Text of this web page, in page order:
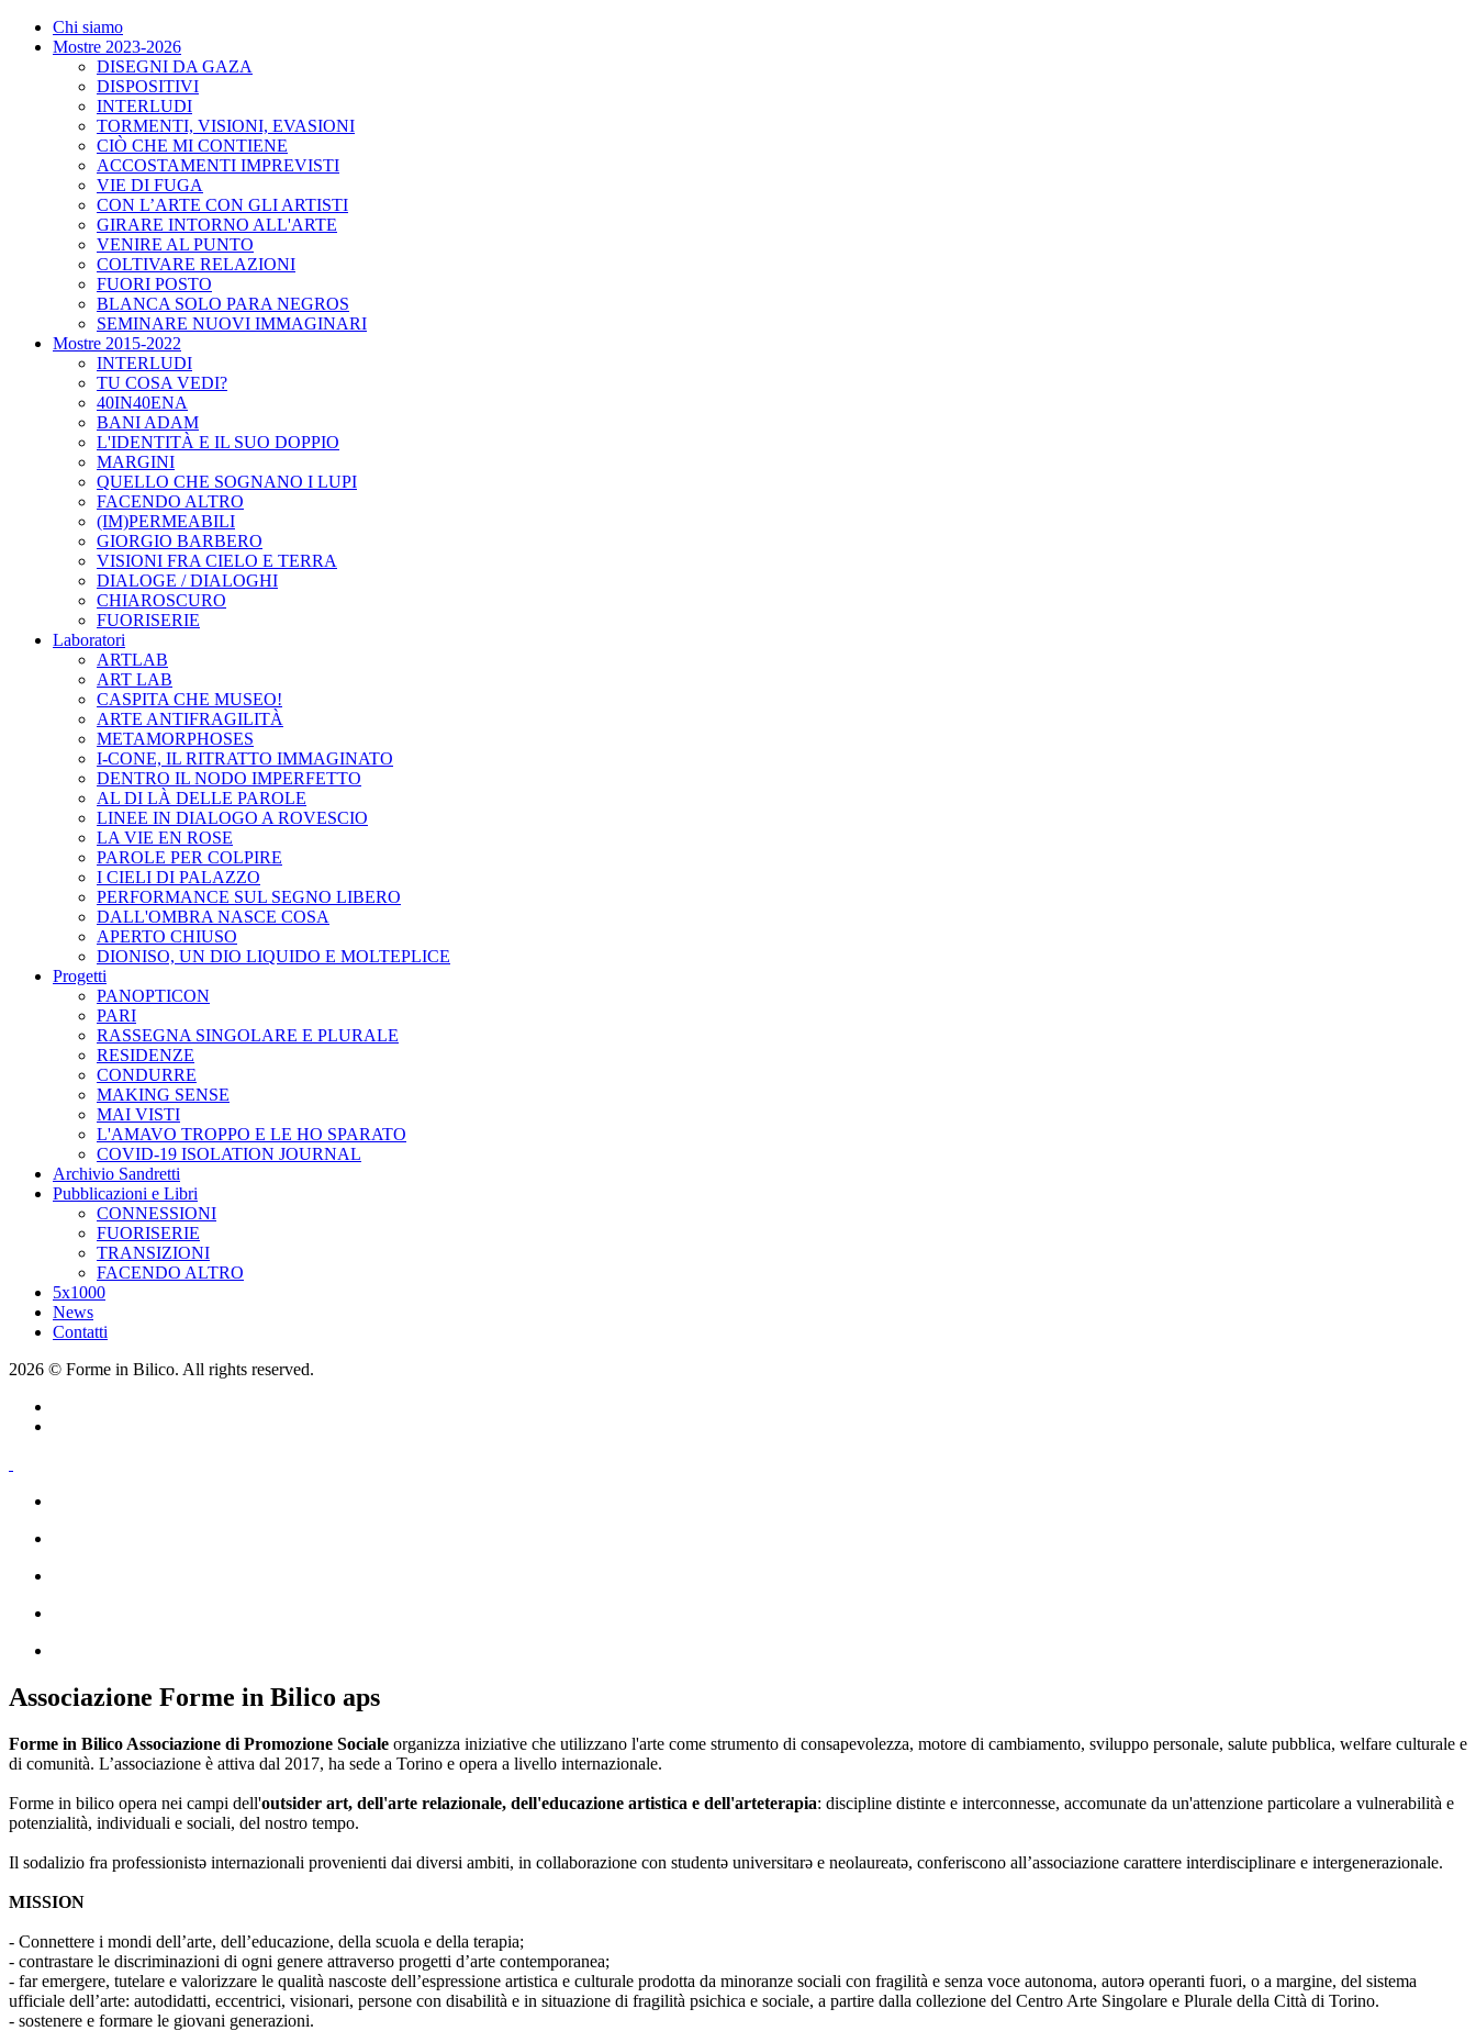
Chi siamo
Mostre 2023-2026
DISEGNI DA GAZA
DISPOSITIVI
INTERLUDI
TORMENTI, VISIONI, EVASIONI
CIÒ CHE MI CONTIENE
ACCOSTAMENTI IMPREVISTI
VIE DI FUGA
CON L’ARTE CON GLI ARTISTI
GIRARE INTORNO ALL'ARTE
VENIRE AL PUNTO
COLTIVARE RELAZIONI
FUORI POSTO
BLANCA SOLO PARA NEGROS
SEMINARE NUOVI IMMAGINARI
Mostre 2015-2022
INTERLUDI
TU COSA VEDI?
40IN40ENA
BANI ADAM
L'IDENTITÀ E IL SUO DOPPIO
MARGINI
QUELLO CHE SOGNANO I LUPI
FACENDO ALTRO
(IM)PERMEABILI
GIORGIO BARBERO
VISIONI FRA CIELO E TERRA
DIALOGE / DIALOGHI
CHIAROSCURO
FUORISERIE
Laboratori
ARTLAB
ART LAB
CASPITA CHE MUSEO!
ARTE ANTIFRAGILITÀ
METAMORPHOSES
I-CONE, IL RITRATTO IMMAGINATO
DENTRO IL NODO IMPERFETTO
AL DI LÀ DELLE PAROLE
LINEE IN DIALOGO A ROVESCIO
LA VIE EN ROSE
PAROLE PER COLPIRE
I CIELI DI PALAZZO
PERFORMANCE SUL SEGNO LIBERO
DALL'OMBRA NASCE COSA
APERTO CHIUSO
DIONISO, UN DIO LIQUIDO E MOLTEPLICE
Progetti
PANOPTICON
PARI
RASSEGNA SINGOLARE E PLURALE
RESIDENZE
CONDURRE
MAKING SENSE
MAI VISTI
L'AMAVO TROPPO E LE HO SPARATO
COVID-19 ISOLATION JOURNAL
Archivio Sandretti
Pubblicazioni e Libri
CONNESSIONI
FUORISERIE
TRANSIZIONI
FACENDO ALTRO
5x1000
News
Contatti
2026 © Forme in Bilico. All rights reserved.
Associazione Forme in Bilico aps
Forme in Bilico Associazione di Promozione Sociale organizza iniziative che utilizzano l'arte come strumento di consapevolezza, motore di cambiamento, sviluppo personale, salute pubblica, welfare culturale e
di comunità. L’associazione è attiva dal 2017, ha sede a Torino e opera a livello internazionale.
Forme in bilico opera nei campi dell'outsider art, dell'arte relazionale, dell'educazione artistica e dell'arteterapia: discipline distinte e interconnesse, accomunate da un'attenzione particolare a vulnerabilità e
potenzialità, individuali e sociali, del nostro tempo.
Il sodalizio fra professionistə internazionali provenienti dai diversi ambiti, in collaborazione con studentə universitarə e neolaureatə, conferiscono all’associazione carattere interdisciplinare e intergenerazionale.
MISSION
- Connettere i mondi dell’arte, dell’educazione, della scuola e della terapia;
- contrastare le discriminazioni di ogni genere attraverso progetti d’arte contemporanea;
- far emergere, tutelare e valorizzare le qualità nascoste dell’espressione artistica e culturale prodotta da minoranze sociali con fragilità e senza voce autonoma, autorə operanti fuori, o a margine, del sistema
ufficiale dell’arte: autodidatti, eccentrici, visionari, persone con disabilità e in situazione di fragilità psichica e sociale, a partire dalla collezione del Centro Arte Singolare e Plurale della Città di Torino.
- sostenere e formare le giovani generazioni.